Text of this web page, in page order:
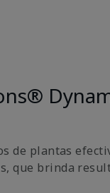
de plantas
que brinda